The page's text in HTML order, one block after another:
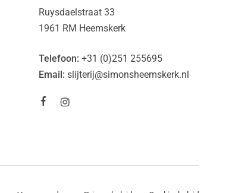
Ruysdaelstraat 33
1961 RM Heemskerk
Telefoon: +31 (0)251 255695
Email: slijterij@simonsheemskerk.nl